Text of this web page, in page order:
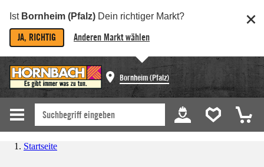
Ist Bornheim (Pfalz) Dein richtiger Markt?
JA, RICHTIG Anderen Markt wählen
Bornheim (Pfalz)
Startseite